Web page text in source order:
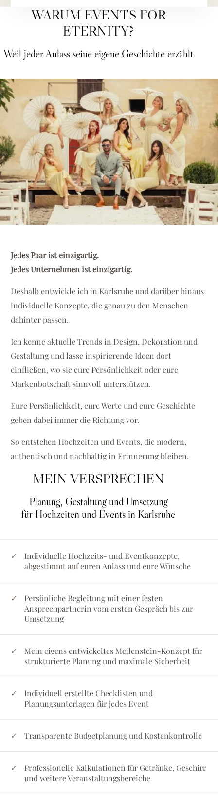
WARUM EVENTS FOR
ETERNITY?
Weil jeder Anlass seine eigene Geschichte erzählt
Jedes Paar ist einzigartig.
Jedes Unternehmen ist einzigartig.
Deshalb entwickle ich in Karlsruhe und darüber hinaus
individuelle Konzepte, die genau zu den Menschen
dahinter passen.
Ich kenne aktuelle Trends in Design, Dekoration und
Gestaltung und lasse inspirierende Ideen dort
einfließen, wo sie eure Persönlichkeit oder eure
Markenbotschaft sinnvoll unterstützen.
Eure Persönlichkeit, eure Werte und eure Geschichte
geben dabei immer die Richtung vor.
So entstehen Hochzeiten und Events, die modern,
authentisch und nachhaltig in Erinnerung bleiben.
MEIN VERSPRECHEN
Planung, Gestaltung und Umsetzung
für Hochzeiten und Events in Karlsruhe
Individuelle Hochzeits- und Eventkonzepte,
abgestimmt auf euren Anlass und eure Wünsche
Persönliche Begleitung mit einer festen
Ansprechpartnerin vom ersten Gespräch bis zur
Umsetzung
Mein eigens entwickeltes Meilenstein-Konzept für
strukturierte Planung und maximale Sicherheit
Individuell erstellte Checklisten und
Planungsunterlagen für jedes Event
Transparente Budgetplanung und Kostenkontrolle
Professionelle Kalkulationen für Getränke, Geschirr
und weitere Veranstaltungsbereiche